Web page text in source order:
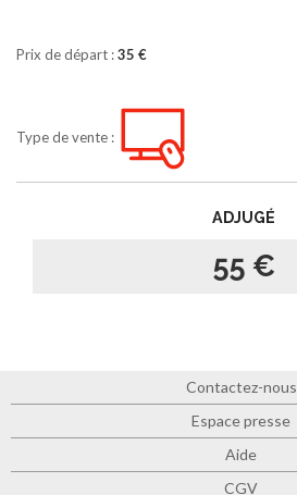
Prix de départ :35 €
Type de vente :
ADJUGÉ
55 €
Contactez-nous
Espace presse
Aide
CGV